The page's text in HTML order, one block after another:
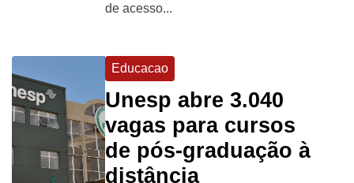
de acesso...
Educacao
Unesp abre 3.040
vagas para cursos
de pós-graduação à
distância